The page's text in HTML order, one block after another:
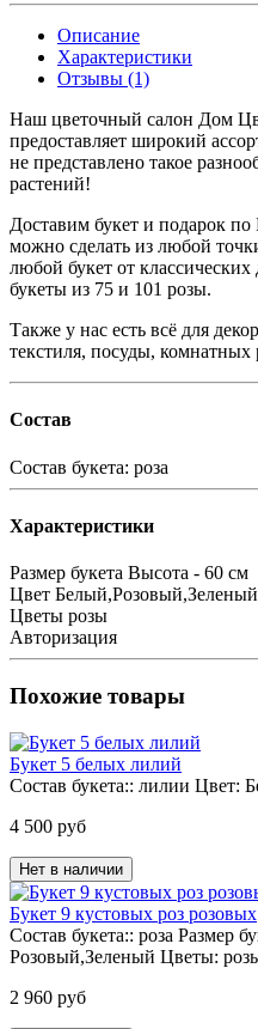
Описание
Характеристики
Отзывы (1)
Наш цветочный салон Дом
предоставляет широкий
не представлено такое
растений!
Доставим букет и подарок по
можно сделать из любой
любой букет от
букеты из 75 и 101 розы.
Также у нас есть всё для
текстиля, посуды, комнатных
Состав
Состав букета: роза
Характеристики
Размер букета Высота - 60 см
Цвет Белый,Розовый,Зеленый
Цветы розы
Авторизация
Похожие товары
Букет 5 белых лилий
Состав букета:: лилии Цвет:
4 500 руб
Нет в наличии
Букет 9 кустовых роз розовых
Состав букета:: роза Размер
Розовый,Зеленый Цветы:
2 960 руб